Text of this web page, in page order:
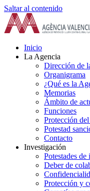
Saltar al contenido
Inicio
La Agencia
Dirección de
Organigrama
¿Qué es la
Memorias
Ámbito de
Funciones
Protección
Potestad
Contacto
Investigación
Potestades
Deber de
Protección y